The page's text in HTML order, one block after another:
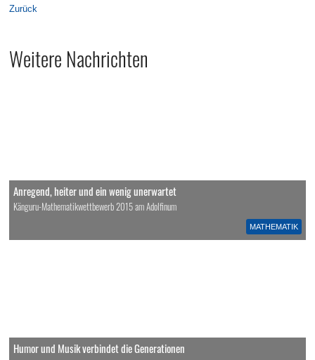
Zurück
Weitere Nachrichten
MATHEMATIK
Anregend, heiter und ein wenig unerwartet
Känguru-Mathematikwettbewerb 2015 am Adolfinum
Humor und Musik verbindet die Generationen